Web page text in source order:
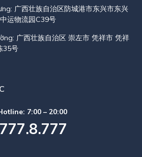
广西壮族自治区防城港市东兴市东兴
运物流园C39号
广西壮族自治区 崇左市 凭祥市 凭祥
35号
7:00 – 20:00